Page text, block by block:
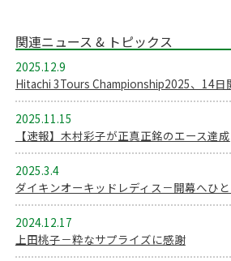
関連ニュース & トピックス
2025.12.9
Hitachi 3Tours Championship2025、14日
2025.11.15
【速報】木村彩子が正真正銘のエース達成
2025.3.4
ダイキンオーキッドレディス－開幕へひ
2024.12.17
上田桃子－粋なサプライズに感謝